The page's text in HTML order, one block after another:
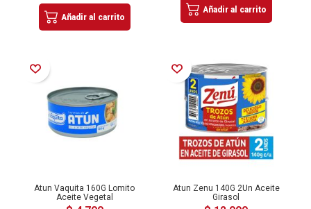
Añadir al carrito
Añadir al carrito
Añadir a la Lista de Deseos
Atun Vaquita 160G Lomito
Aceite Vegetal
Añadir a la Lista de Deseos
Atun Zenu 140G 2Un Aceite
Girasol